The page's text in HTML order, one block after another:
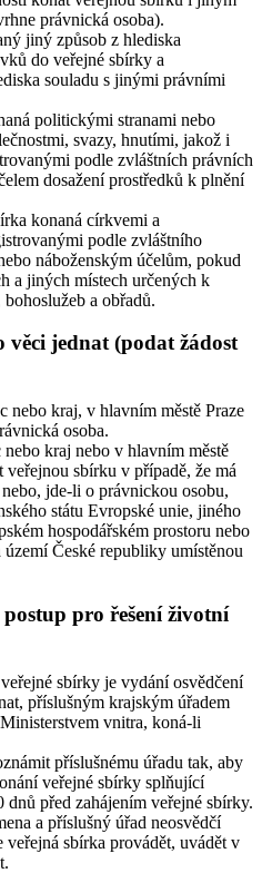
právnická osoba).
jiný způsob z hlediska
do veřejné sbírky a
souladu s jinými právními
politickými stranami nebo
svazy, hnutími, jakož i
podle zvláštních právních
dosažení prostředků k plnění
konaná církvemi a
podle zvláštního
náboženským účelům, pokud
a jiných místech určených k
a obřadů.
jednat (podat žádost
nebo kraj, v hlavním městě Praze
osoba.
kraj nebo v hlavním městě
veřejnou sbírku v případě, že má
jde-li o právnickou osobu,
státu Evropské unie, jiného
hospodářském prostoru nebo
České republiky umístěnou
pro řešení životní
sbírky je vydání osvědčení
příslušným krajským úřadem
vnitra, koná-li
příslušnému úřadu tak, aby
veřejné sbírky splňující
před zahájením veřejné sbírky.
a příslušný úřad neosvědčí
sbírka provádět, uvádět v